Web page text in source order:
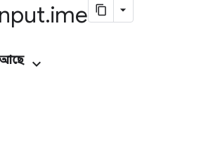
.ime
আছে